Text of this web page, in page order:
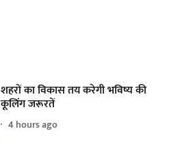
शहरों का विकास तय करेगी भविष्य की
कूलिंग जरूरतें
4 hours ago